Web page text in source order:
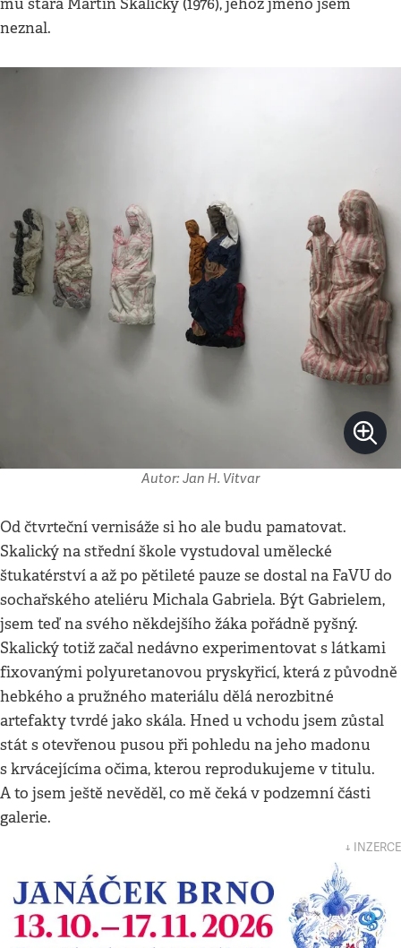
mu stará Martin Skalický (1976), jehož jméno jsem
neznal.
Autor: Jan H. Vitvar
Od čtvrteční vernisáže si ho ale budu pamatovat.
Skalický na střední škole vystudoval umělecké
štukatérství a až po pětileté pauze se dostal na FaVU do
sochařského ateliéru Michala Gabriela. Být Gabrielem,
jsem teď na svého někdejšího žáka pořádně pyšný.
Skalický totiž začal nedávno experimentovat s látkami
fixovanými polyuretanovou pryskyřicí, která z původně
hebkého a pružného materiálu dělá nerozbitné
artefakty tvrdé jako skála. Hned u vchodu jsem zůstal
stát s otevřenou pusou při pohledu na jeho madonu
s krvácejícíma očima, kterou reprodukujeme v titulu.
A to jsem ještě nevěděl, co mě čeká v podzemní části
galerie.
↓ INZERCE